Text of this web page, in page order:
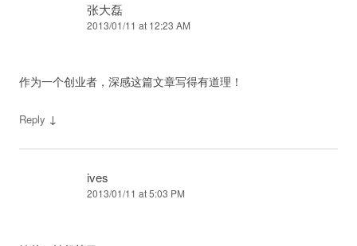
张大磊
2013/01/11 at 12:23 AM
作为一个创业者，深感这篇文章写得有道理！
Reply ↓
ives
2013/01/11 at 5:03 PM